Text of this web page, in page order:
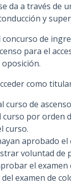
da a través de
y
concurso de
para el
como
curso de
curso por orden
curso.
aprobado
voluntad de
el examen
examen de